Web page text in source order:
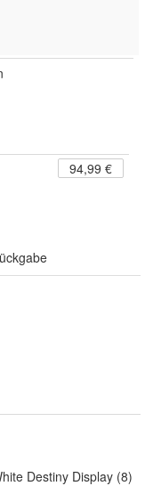
94,99 €
B.V.
Destiny Display (8)